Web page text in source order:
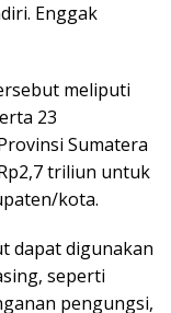
Enggak
meliputi
23
Sumatera
triliun untuk
kota.
dapat digunakan
seperti
pengungsi,